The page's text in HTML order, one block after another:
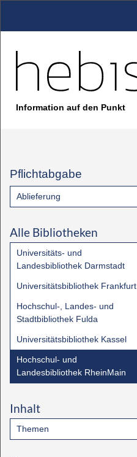
Information auf den Punkt
Pflichtabgabe
Ablieferung
Alle Bibliotheken
Universitäts- und
Landesbibliothek Darmstadt
Universitätsbibliothek Frankfurt
Hochschul-, Landes- und
Stadtbibliothek Fulda
Universitätsbibliothek Kassel
Hochschul- und
Landesbibliothek RheinMain
Inhalt
Themen